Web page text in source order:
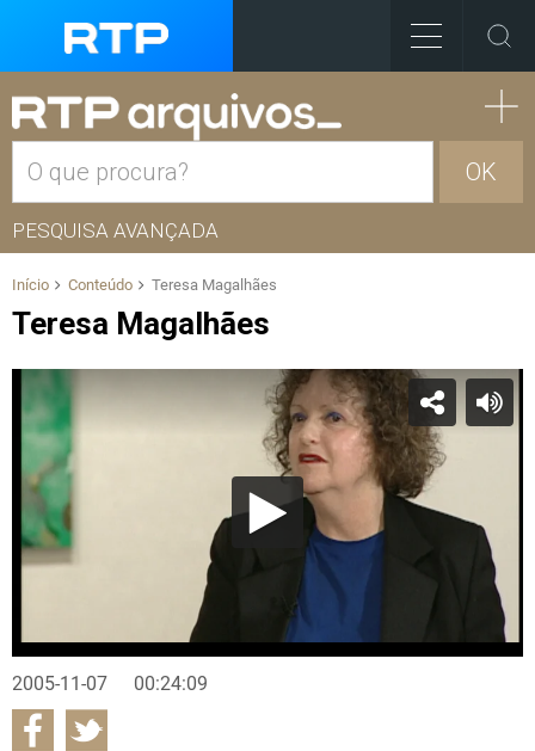
OK
PESQUISA AVANÇADA
Início Conteúdo Teresa Magalhães
Teresa Magalhães
2005-11-07 00:24:09